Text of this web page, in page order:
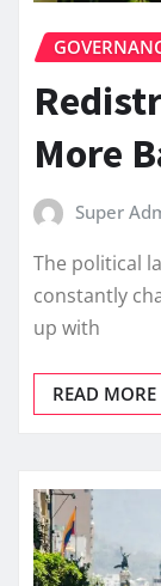
More
Super
The political
constantly
up with
READ MORE